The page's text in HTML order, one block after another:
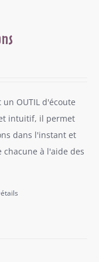
OUTIL d'écoute
intuitif, il permet
dans l'instant et
à l'aide des